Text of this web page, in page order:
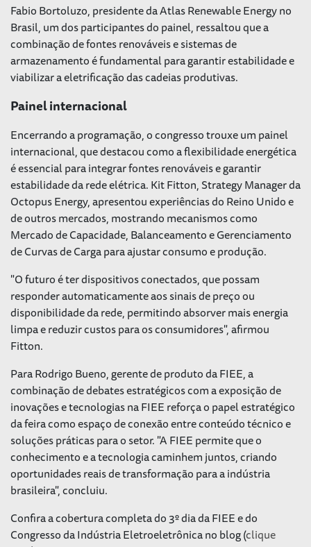
Fabio Bortoluzo, presidente da Atlas Renewable Energy no
Brasil, um dos participantes do painel, ressaltou que a
combinação de fontes renováveis e sistemas de
armazenamento é fundamental para garantir estabilidade e
viabilizar a eletrificação das cadeias produtivas.
Painel internacional
Encerrando a programação, o congresso trouxe um painel
internacional, que destacou como a flexibilidade energética
é essencial para integrar fontes renováveis e garantir
estabilidade da rede elétrica. Kit Fitton, Strategy Manager da
Octopus Energy, apresentou experiências do Reino Unido e
de outros mercados, mostrando mecanismos como
Mercado de Capacidade, Balanceamento e Gerenciamento
de Curvas de Carga para ajustar consumo e produção.
"O futuro é ter dispositivos conectados, que possam
responder automaticamente aos sinais de preço ou
disponibilidade da rede, permitindo absorver mais energia
limpa e reduzir custos para os consumidores", afirmou
Fitton.
Para Rodrigo Bueno, gerente de produto da FIEE, a
combinação de debates estratégicos com a exposição de
inovações e tecnologias na FIEE reforça o papel estratégico
da feira como espaço de conexão entre conteúdo técnico e
soluções práticas para o setor. "A FIEE permite que o
conhecimento e a tecnologia caminhem juntos, criando
oportunidades reais de transformação para a indústria
brasileira", concluiu.
Confira a cobertura completa do 3º dia da FIEE e do
Congresso da Indústria Eletroeletrônica no blog (clique